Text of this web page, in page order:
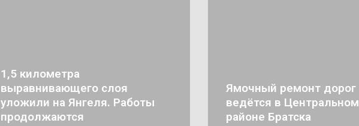
1,5 километра
выравнивающего слоя
уложили на Янгеля. Работы
продолжаются
Ямочный ремонт дорог
ведётся в Центральном
районе Братска